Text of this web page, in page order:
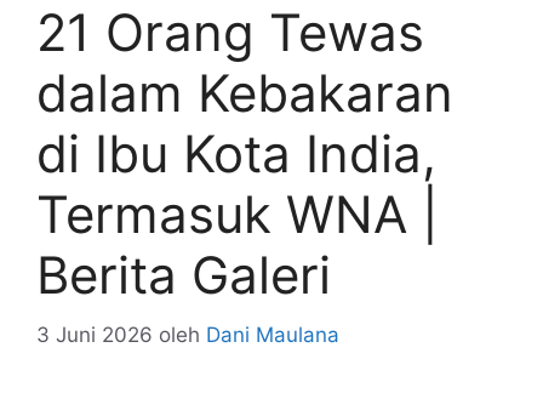
21 Orang Tewas
dalam Kebakaran
di Ibu Kota India,
Termasuk WNA |
Berita Galeri
3 Juni 2026 oleh Dani Maulana